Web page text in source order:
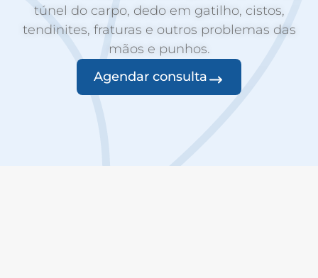
túnel do carpo, dedo em gatilho, cistos,
tendinites, fraturas e outros problemas das
mãos e punhos.
Agendar consulta